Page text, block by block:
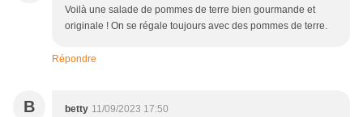
Voilà une salade de pommes de terre bien gourmande et
originale ! On se régale toujours avec des pommes de terre.
Répondre
B betty 11/09/2023 17:50